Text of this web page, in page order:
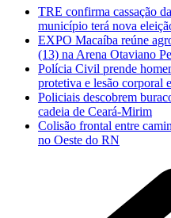
TRE confirma cassação
município terá nova
EXPO Macaíba reúne
(13) na Arena Otaviano
Polícia Civil prende
protetiva e lesão corporal
Policiais descobrem
cadeia de Ceará-Mirim
Colisão frontal entre
no Oeste do RN